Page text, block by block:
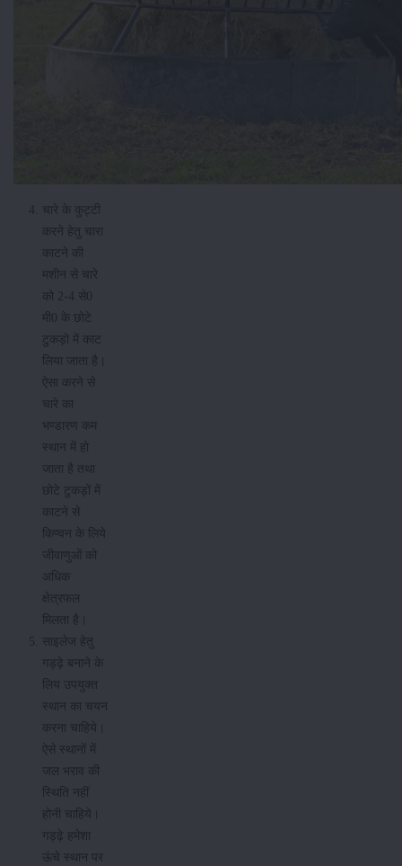
चारे के कुट्टी
करने हेतु चारा
काटने की
मशीन से चारे
को 2-4 से0
मी0 के छोटे
टुकड़ो में काट
लिया जाता है।
ऐसा करने से
चारे का
भण्डारण कम
स्थान में हो
जाता है तथा
छोटे टुकड़ों में
काटने से
किण्वन के लिये
जीवाणुओं को
अधिक
क्षेत्रफल
मिलता है।
साइलेज हेतु
गड्ढ़े बनाने के
लिय उपयुक्त
स्थान का चयन
करना चाहिये।
ऐसे स्थानों में
जल भराव की
स्थिति नहीं
होनी चाहिये।
गड्ढ़े हमेशा
ऊंचे स्थान पर